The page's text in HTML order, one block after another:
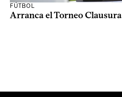
FÚTBOL
Arranca el Torneo Clausura